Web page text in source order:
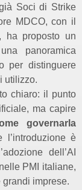
Soci di Strike
MDCO, con il
ha proposto un
panoramica
per distinguere
utilizzo.
chiaro: il punto
ma capire
governarla
l’introduzione è
dell’AI
PMI italiane,
grandi imprese.